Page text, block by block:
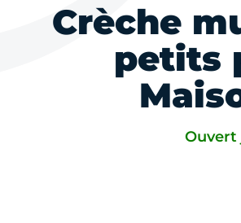
Crèche
petits
Ouvert